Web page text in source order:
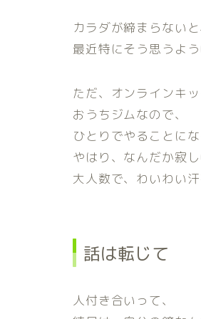
カラダが締まらない
最近特にそう思うよう
ただ、オンラインキ
おうちジムなので、
ひとりでやることにな
やはり、なんだか寂し
大人数で、わいわい
話は転じて
人付き合いって、